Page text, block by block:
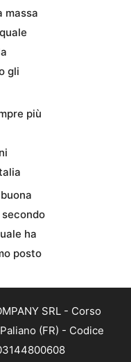
massa
gli
più
ha
posto
SRL - Corso
(FR) - Codice